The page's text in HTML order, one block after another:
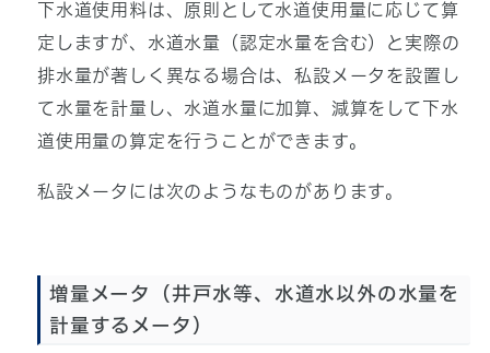
下水道使用料は、原則として水道使用量に応じて算
定しますが、水道水量（認定水量を含む）と実際の
排水量が著しく異なる場合は、私設メータを設置し
て水量を計量し、水道水量に加算、減算をして下水
道使用量の算定を行うことができます。
私設メータには次のようなものがあります。
増量メータ（井戸水等、水道水以外の水量を
計量するメータ）